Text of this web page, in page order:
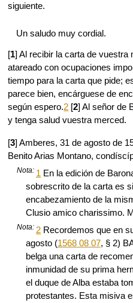
siguiente.
Un saludo muy cordial.
[1] Al recibir la carta de vuestra
atareado con ocupaciones
tiempo para la carta que pide;
parece bien, encárguese de
según espero.2 [2] Al señor de
y tenga salud vuestra merced.
[3] Amberes, 31 de agosto de
Benito Arias Montano,
Nota: 1 En la edición de
sobrescrito de la carta es
encabezamiento de la
Clusio amico charissimo.
Nota: 2 Recordemos que en
agosto (1568 08 07, § 2)
belga una carta de
inmunidad de su prima
el duque de Alba estaba
protestantes. Esta misiva